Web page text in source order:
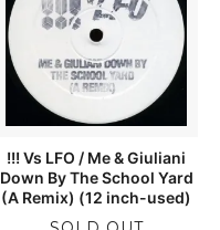
!!! Vs LFO / Me & Giuliani
Down By The School Yard
(A Remix) (12 inch-used)